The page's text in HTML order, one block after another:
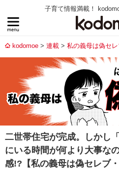
子育て情報満載！
kodomoe 連載 私の義母は偽セ
二世帯住宅が完成。しかし
にいる時間が何より大事な
感!?【私の義母は偽セレブ・